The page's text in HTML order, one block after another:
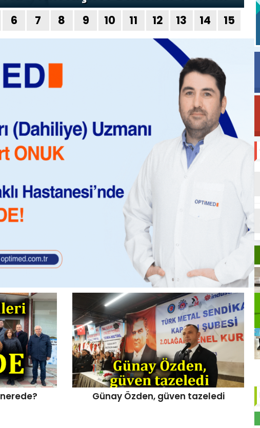
6 7 8 9 10 11 12 13 14 15
Günay Özden, güven tazeledi
Sporcular ödüllendirildi